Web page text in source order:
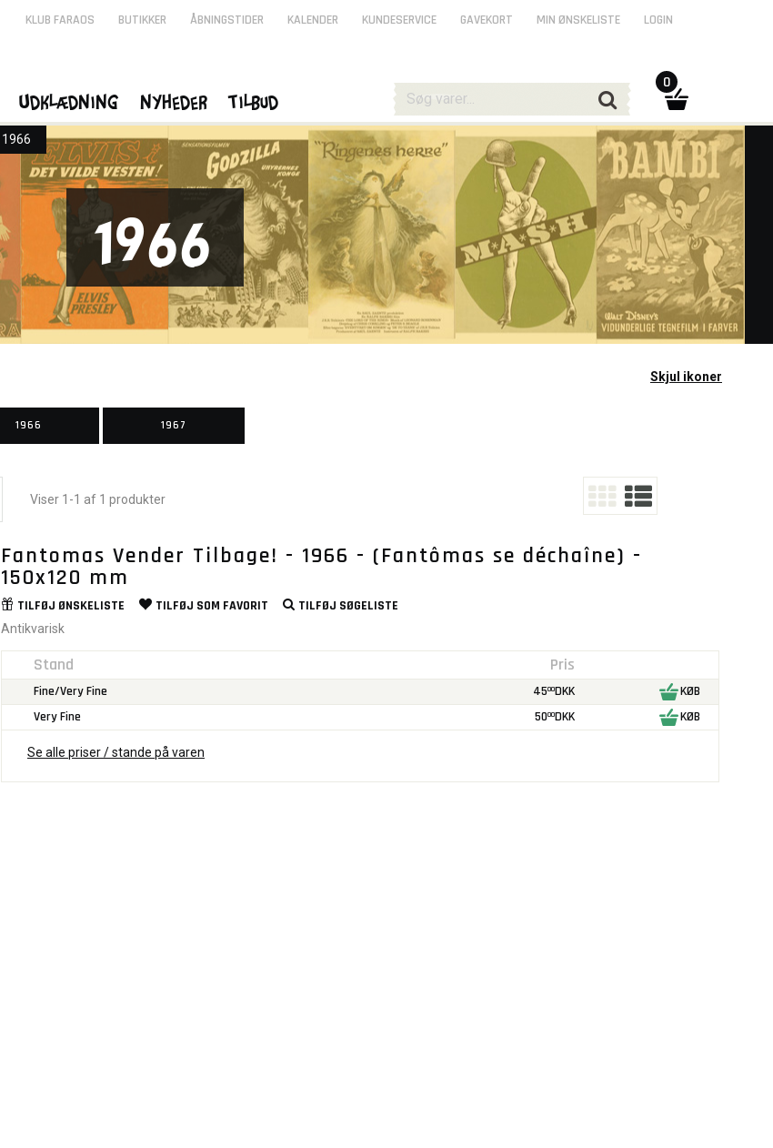
1966
1966
Skjul ikoner
1966 1967
Viser 1-1 af 1 produkter
Fantomas Vender Tilbage! - 1966 - (Fantômas se déchaîne) -
150x120 mm
TILFØJ ØNSKELISTE TILFØJ SOM FAVORIT TILFØJ SØGELISTE
Antikvarisk
Stand Pris
Fine/Very Fine 4500DKK
KØB
Very Fine
5000DKK KØB
Se alle priser / stande på varen
KLUB FARAOS BUTIKKER ÅBNINGSTIDER KALENDER KUNDESERVICE GAVEKORT MIN ØNSKELISTE LOGIN
Udklædning Nyheder Tilbud
0